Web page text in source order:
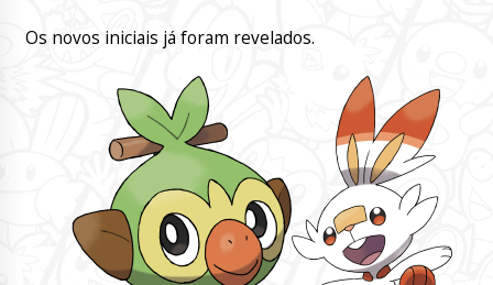
Os novos iniciais já foram revelados.